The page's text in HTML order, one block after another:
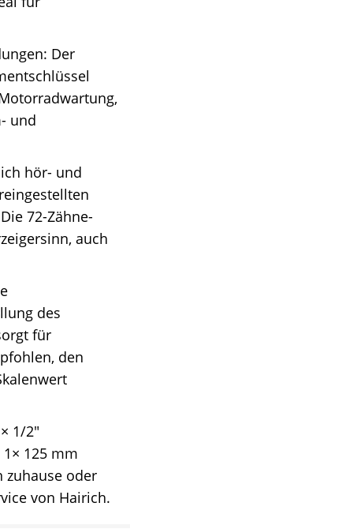
Der
und
hör- und
72-Zähne-
auch
des
für
den
1/2″
125 mm
zuhause oder
von Hairich.